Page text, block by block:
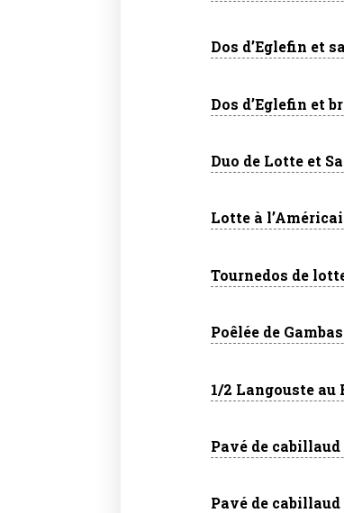
Dos d’Eglefin et
Dos d’Eglefin et
Duo de Lotte et
Lotte à
Tournedos de
Poêlée de
1/2 Langouste au
Pavé de
Pavé de